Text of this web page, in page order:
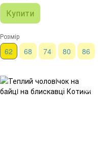
Купити
Розмір
62 68 74 80 86